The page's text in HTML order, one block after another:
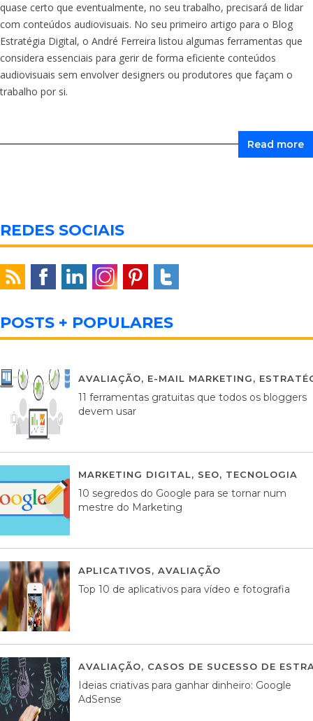
quase certo que eventualmente, no seu trabalho, precisará de lidar
com conteúdos audiovisuais. No seu primeiro artigo para o Blog
Estratégia Digital, o André Ferreira listou algumas ferramentas que
considera essenciais para gerir de forma eficiente conteúdos
audiovisuais sem envolver designers ou produtores que façam o
trabalho por si.
Read more
REDES SOCIAIS
POSTS + POPULARES
AVALIAÇÃO, E-MAIL MARKETING,
11 ferramentas gratuitas que todos os bloggers
devem usar
MARKETING DIGITAL, SEO, TECNOLOGIA
10 segredos do Google para se tornar num
mestre do Marketing
APLICATIVOS, AVALIAÇÃO
Top 10 de aplicativos para vídeo e fotografia
AVALIAÇÃO, CASOS DE SUCESSO DE
Ideias criativas para ganhar dinheiro: Google
AdSense